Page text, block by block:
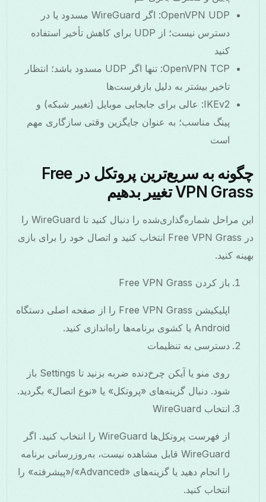
OpenVPN UDP: اگر WireGuard مسدود یا در
دسترس نیست؛ از UDP برای کاهش تأخیر استفاده
کنید
OpenVPN TCP: تنها اگر UDP مسدود باشد؛ انتظار
تاخیر بیشتر به دلیل بازفرست‌ها
IKEv2: عالی برای جابجایی موبایل (تغییر شبکه) و
پینگ مناسب؛ به عنوان جایگزین وقتی سازگاری مهم
است
چگونه به سریع‌ترین پروتکل در Free
VPN Grass تغییر بدهیم
این مراحل شماره‌گذاری‌شده را دنبال کنید تا WireGuard را
در Free VPN Grass انتخاب کنید و اتصال خود را برای بازی
بهینه کنید.
باز کردن Free VPN Grass
اپلیکیشن Free VPN Grass را از صفحه اصلی دستگاه
Android یا کشوی برنامه‌ها راه‌اندازی کنید.
دسترسی به تنظیمات
روی منو یا آیکن چرخ‌دنده ضربه بزنید تا Settings باز
شود. دنبال گزینه‌های «پروتکل» یا «نوع اتصال» بگردید.
انتخاب WireGuard
از فهرست پروتکل‌ها WireGuard را انتخاب کنید. اگر
WireGuard قابل مشاهده نیست، به‌روزرسانی برنامه
را انجام دهید یا گزینه‌های «Advanced»/«پیشرفته» را
انتخاب کنید.